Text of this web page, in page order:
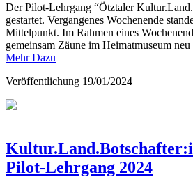
Der Pilot-Lehrgang “Ötztaler
gestartet. Vergangenes Wochenende
Mittelpunkt. Im Rahmen eines
gemeinsam Zäune im Heimatmuseum neu
Mehr Dazu
Veröffentlichung 19/01/2024
Pilot-Lehrgang 2024